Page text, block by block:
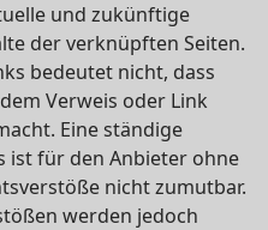
und zukünftige
der verknüpften Seiten.
bedeutet nicht, dass
Verweis oder Link
Eine ständige
ist für den Anbieter ohne
nicht zumutbar.
werden jedoch